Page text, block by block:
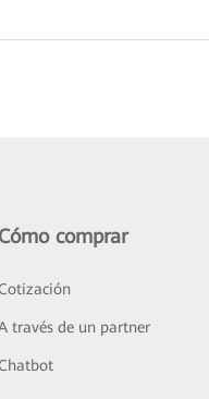
Cómo comprar
través de un partner